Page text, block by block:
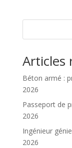
Articles
Béton armé :
2026
Passeport de
2026
Ingénieur
2026